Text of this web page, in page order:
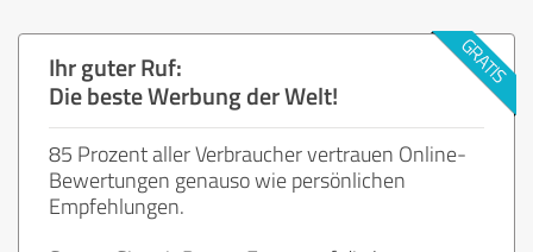
Ihr guter Ruf:
Die beste Werbung der Welt!
85 Prozent aller Verbraucher vertrauen Online-
Bewertungen genauso wie persönlichen
Empfehlungen.